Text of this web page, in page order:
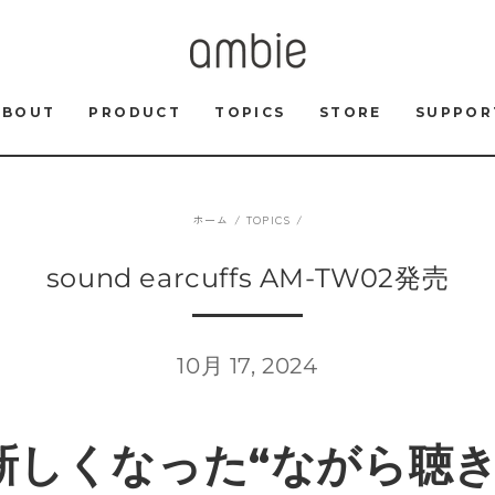
PRODUCT TOPICS STORE
ホーム / TOPICS /
sound earcuffs AM-TW02発売
10月 17, 2024
しくなった“ながら聴